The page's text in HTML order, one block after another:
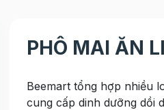
PHÔ MAI ĂN
Beemart tổng hợp nhiều
cung cấp dinh dưỡng dồi